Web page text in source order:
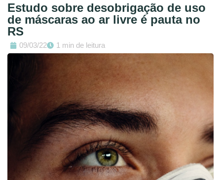
Estudo sobre desobrigação de uso
de máscaras ao ar livre é pauta no
RS
09/03/22 1 min de leitura